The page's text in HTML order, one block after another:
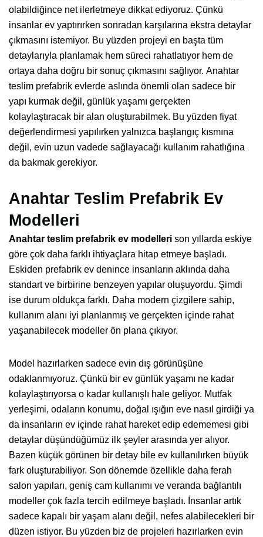
olabildiğince net ilerletmeye dikkat ediyoruz. Çünkü
insanlar ev yaptırırken sonradan karşılarına ekstra detaylar
çıkmasını istemiyor. Bu yüzden projeyi en başta tüm
detaylarıyla planlamak hem süreci rahatlatıyor hem de
ortaya daha doğru bir sonuç çıkmasını sağlıyor. Anahtar
teslim prefabrik evlerde aslında önemli olan sadece bir
yapı kurmak değil, günlük yaşamı gerçekten
kolaylaştıracak bir alan oluşturabilmek. Bu yüzden fiyat
değerlendirmesi yapılırken yalnızca başlangıç kısmına
değil, evin uzun vadede sağlayacağı kullanım rahatlığına
da bakmak gerekiyor.
Anahtar Teslim Prefabrik Ev
Modelleri
Anahtar teslim prefabrik ev modelleri son yıllarda eskiye
göre çok daha farklı ihtiyaçlara hitap etmeye başladı.
Eskiden prefabrik ev denince insanların aklında daha
standart ve birbirine benzeyen yapılar oluşuyordu. Şimdi
ise durum oldukça farklı. Daha modern çizgilere sahip,
kullanım alanı iyi planlanmış ve gerçekten içinde rahat
yaşanabilecek modeller ön plana çıkıyor.
Model hazırlarken sadece evin dış görünüşüne
odaklanmıyoruz. Çünkü bir ev günlük yaşamı ne kadar
kolaylaştırıyorsa o kadar kullanışlı hale geliyor. Mutfak
yerleşimi, odaların konumu, doğal ışığın eve nasıl girdiği ya
da insanların ev içinde rahat hareket edip edememesi gibi
detaylar düşündüğümüz ilk şeyler arasında yer alıyor.
Bazen küçük görünen bir detay bile ev kullanılırken büyük
fark oluşturabiliyor. Son dönemde özellikle daha ferah
salon yapıları, geniş cam kullanımı ve veranda bağlantılı
modeller çok fazla tercih edilmeye başladı. İnsanlar artık
sadece kapalı bir yaşam alanı değil, nefes alabilecekleri bir
düzen istiyor. Bu yüzden biz de projeleri hazırlarken evin